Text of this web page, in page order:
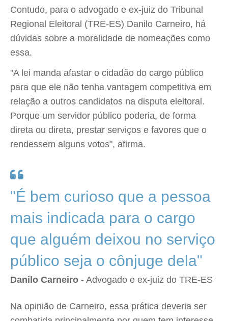
Contudo, para o advogado e ex-juiz do Tribunal
Regional Eleitoral (TRE-ES) Danilo Carneiro, há
dúvidas sobre a moralidade de nomeações como
essa.
"A lei manda afastar o cidadão do cargo público
para que ele não tenha vantagem competitiva em
relação a outros candidatos na disputa eleitoral.
Porque um servidor público poderia, de forma
direta ou direta, prestar serviços e favores que o
rendessem alguns votos", afirma.
"É bem curioso que a pessoa
mais indicada para o cargo
que alguém deixou no serviço
público seja o cônjuge dela"
Danilo Carneiro - Advogado e ex-juiz do TRE-ES
Na opinião de Carneiro, essa prática deveria ser